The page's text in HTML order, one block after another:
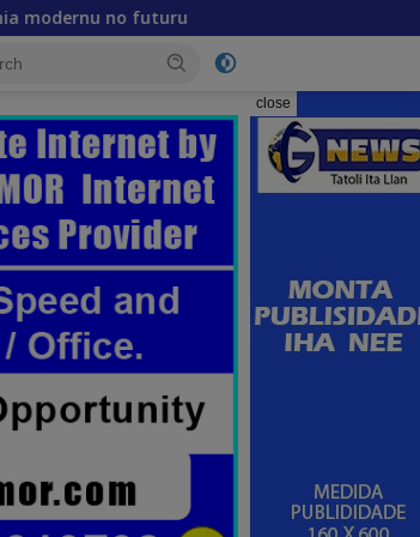
Lista Rejente Kuansing nian ne’ebé
close